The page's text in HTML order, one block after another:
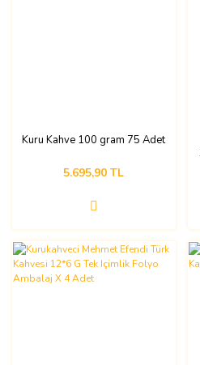
Kuru Kahve 100 gram 75 Adet
5.695,90 TL